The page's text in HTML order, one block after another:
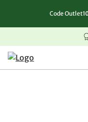
Zum Inhalt springen
Zur Navigation springen
Zum Seitenende springen
Code